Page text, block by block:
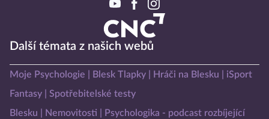
Další témata z našich webů
Moje Psychologie Blesk Tlapky Hráči na Blesku
iSport
Fantasy
Spotřebitelské testy
Blesku
Nemovitosti
Psychologika - podcast rozbíjející